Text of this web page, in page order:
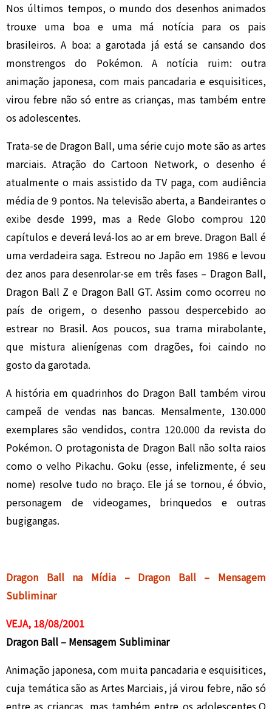
Nos últimos tempos, o mundo dos desenhos animados
trouxe uma boa e uma má notícia para os pais
brasileiros. A boa: a garotada já está se cansando dos
monstrengos do Pokémon. A notícia ruim: outra
animação japonesa, com mais pancadaria e esquisitices,
virou febre não só entre as crianças, mas também entre
os adolescentes.
Trata-se de Dragon Ball, uma série cujo mote são as artes
marciais. Atração do Cartoon Network, o desenho é
atualmente o mais assistido da TV paga, com audiência
média de 9 pontos. Na televisão aberta, a Bandeirantes o
exibe desde 1999, mas a Rede Globo comprou 120
capítulos e deverá levá-los ao ar em breve. Dragon Ball é
uma verdadeira saga. Estreou no Japão em 1986 e levou
dez anos para desenrolar-se em três fases – Dragon Ball,
Dragon Ball Z e Dragon Ball GT. Assim como ocorreu no
país de origem, o desenho passou despercebido ao
estrear no Brasil. Aos poucos, sua trama mirabolante,
que mistura alienígenas com dragões, foi caindo no
gosto da garotada.
A história em quadrinhos do Dragon Ball também virou
campeã de vendas nas bancas. Mensalmente, 130.000
exemplares são vendidos, contra 120.000 da revista do
Pokémon. O protagonista de Dragon Ball não solta raios
como o velho Pikachu. Goku (esse, infelizmente, é seu
nome) resolve tudo no braço. Ele já se tornou, é óbvio,
personagem de videogames, brinquedos e outras
bugigangas.
Dragon Ball na Mídia – Dragon Ball – Mensagem
Subliminar
VEJA, 18/08/2001
Dragon Ball – Mensagem Subliminar
Animação japonesa, com muita pancadaria e esquisitices,
cuja temática são as Artes Marciais, já virou febre, não só
entre as crianças, mas também entre os adolescentes.O